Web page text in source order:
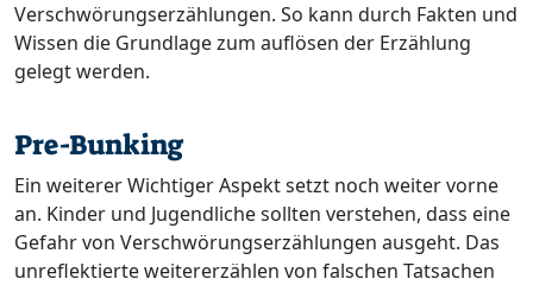
Verschwörungserzählungen. So kann durch Fakten und
Wissen die Grundlage zum auflösen der Erzählung
gelegt werden.
Pre-Bunking
Ein weiterer Wichtiger Aspekt setzt noch weiter vorne
an. Kinder und Jugendliche sollten verstehen, dass eine
Gefahr von Verschwörungserzählungen ausgeht. Das
unreflektierte weitererzählen von falschen Tatsachen